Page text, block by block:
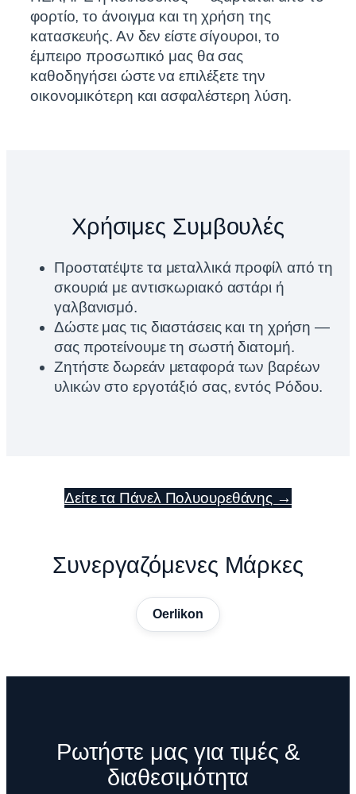
φορτίο, το άνοιγμα και τη χρήση της
κατασκευής. Αν δεν είστε σίγουροι, το
έμπειρο προσωπικό μας θα σας
καθοδηγήσει ώστε να επιλέξετε την
οικονομικότερη και ασφαλέστερη λύση.
Χρήσιμες Συμβουλές
Προστατέψτε τα μεταλλικά προφίλ από τη
σκουριά με αντισκωριακό αστάρι ή
γαλβανισμό.
Δώστε μας τις διαστάσεις και τη χρήση —
σας προτείνουμε τη σωστή διατομή.
Ζητήστε δωρεάν μεταφορά των βαρέων
υλικών στο εργοτάξιό σας, εντός Ρόδου.
Δείτε τα Πάνελ Πολυουρεθάνης →
Συνεργαζόμενες Μάρκες
Oerlikon
Ρωτήστε μας για τιμές &
διαθεσιμότητα